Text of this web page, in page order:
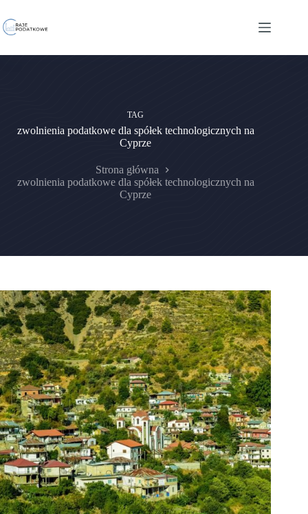
do
treści
TAG
zwolnienia podatkowe dla spółek technologicznych na
Cyprze
Strona główna
zwolnienia podatkowe dla spółek technologicznych na
Cyprze